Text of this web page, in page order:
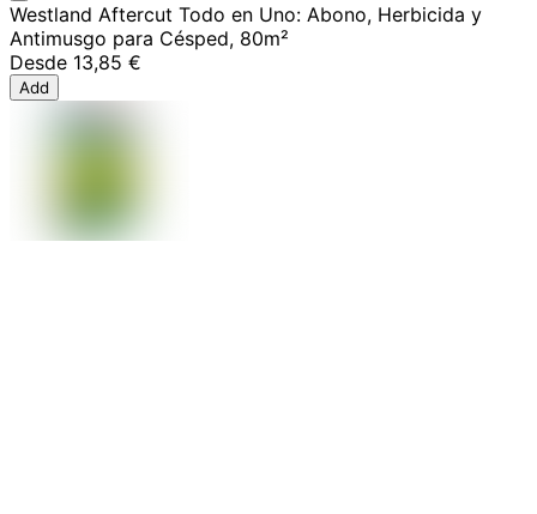
Westland Aftercut Todo en Uno: Abono, Herbicida y
Antimusgo para Césped, 80m²
Desde 13,85 €
Add